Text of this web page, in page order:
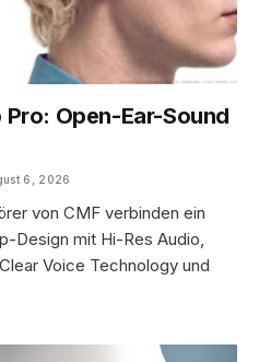
Open-Ear-Sound
6, 2026
von CMF verbinden ein
Design mit Hi-Res Audio,
Voice Technology und